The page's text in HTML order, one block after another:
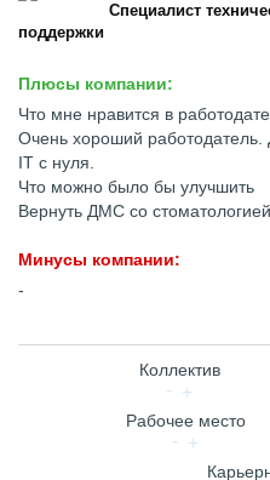
Специалист
поддержки
Плюсы компании:
Что мне нравится в
Очень хороший работодатель.
IT с нуля.
Что можно было бы улучшить
Вернуть ДМС со стоматологией.
Минусы компании:
-
Коллектив
Рабочее место